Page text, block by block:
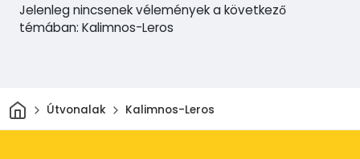
Jelenleg nincsenek vélemények a következő
témában: Kalimnos-Leros
Otthon
Útvonalak Kalimnos-Leros